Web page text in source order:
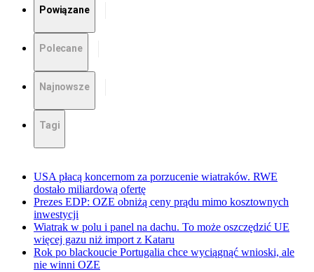
Powiązane
Polecane
Najnowsze
Tagi
USA płacą koncernom za porzucenie wiatraków. RWE
dostało miliardową ofertę
Prezes EDP: OZE obniżą ceny prądu mimo kosztownych
inwestycji
Wiatrak w polu i panel na dachu. To może oszczędzić UE
więcej gazu niż import z Kataru
Rok po blackoucie Portugalia chce wyciągnąć wnioski, ale
nie winni OZE